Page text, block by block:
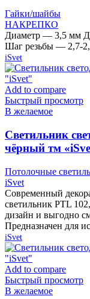
Гайки/шайбы
НАКРЕПКО
Диаметр — 3,5 мм
Шаг резьбы — 2,7-
iSvet
Add to compare
Быстрый просмотр
В желаемое
Cветильник
чёрный тм
Потолочные
iSvet
Современный
светильник PTL
дизайн и выгодно
Предназначен для
iSvet
Add to compare
Быстрый просмотр
В желаемое